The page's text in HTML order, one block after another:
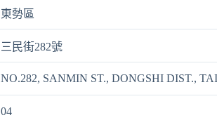
東勢區
三民街282號
NO.282, SANMIN ST., DONGSHI DIST.,
04